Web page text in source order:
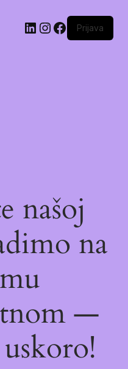
Prijava
našoj
na
—